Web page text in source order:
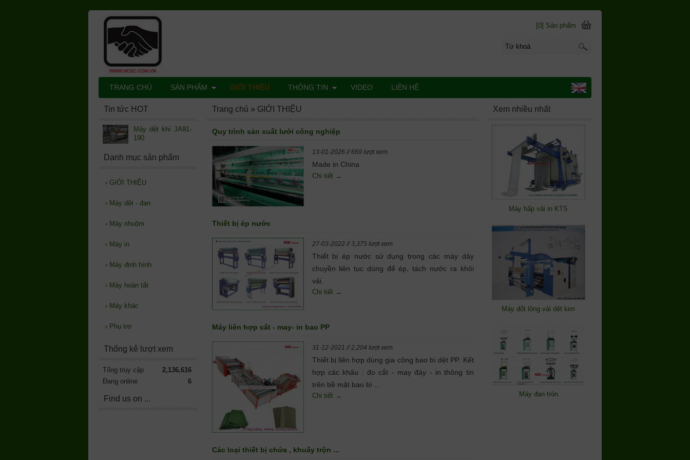
Quy trình sản xuất lưới công nghiệp
13-01-2026 // 669 lượt xem
Made in China
Chi tiết →
Thiết bị ép nước
27-03-2022 // 3,375 lượt xem
Thiết bị ép nước sử dụng trong các máy dây
chuyền liên tục dùng để ép, tách nước ra khỏi
vải.
Chi tiết →
Máy liên hợp cắt - may- in bao PP
31-12-2021 // 2,204 lượt xem
Thiết bị liên hợp dùng gia công bao bì dệt PP. Kết
hợp các khâu : đo cắt - may đáy - in thông tin
trên bề mặt bao bì ...
Chi tiết →
Các loại thiết bị chứa , khuấy trộn ...
Trang chủ » GIỚI THIỆU Xem nhiều nhất
Máy hấp vải in KTS
Máy đốt lông vải dệt kim
Máy đan tròn
Tin tức HOT
Máy dệt khí JA91-
190
Danh mục sản phẩm
› GIỚI THIỆU
› Máy dệt - đan
› Máy nhuộm
› Máy in
› Máy định hình
› Máy hoàn tất
› Máy khác
› Phụ trợ
Thống kê lượt xem
Tổng truy cập
2,136,616
Đang online
6
Find us on ...
[0] Sản phẩm
TRANG CHỦ SẢN PHẨM GIỚI THIỆU THÔNG TIN VIDEO LIÊN HỆ